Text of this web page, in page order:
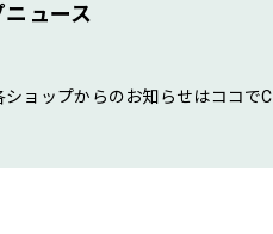
ュース
ョップからのお知らせはココで